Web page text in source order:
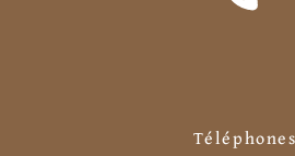
Téléphones